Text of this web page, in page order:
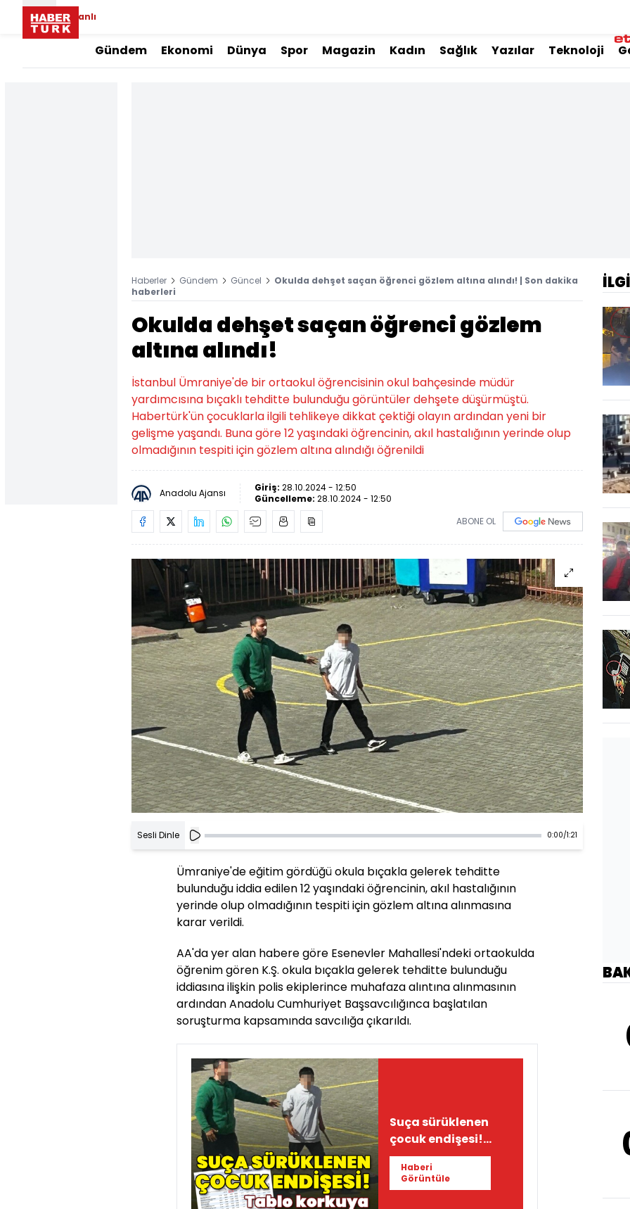
Canlı
Gündem Ekonomi Dünya Spor Magazin Kadın Sağlık Yazılar Teknoloji
Haberler Gündem Güncel
Okulda dehşet saçan öğrenci gözlem altına alındı! | Son dakika
haberleri
Okulda dehşet saçan öğrenci gözlem
altına alındı!
İstanbul Ümraniye'de bir ortaokul öğrencisinin okul bahçesinde müdür
yardımcısına bıçaklı tehditte bulunduğu görüntüler dehşete düşürmüştü.
Habertürk'ün çocuklarla ilgili tehlikeye dikkat çektiği olayın ardından yeni bir
gelişme yaşandı. Buna göre 12 yaşındaki öğrencinin, akıl hastalığının yerinde olup
olmadığının tespiti için gözlem altına alındığı öğrenildi
Anadolu Ajansı Giriş: 28.10.2024 - 12:50
Güncelleme: 28.10.2024 - 12:50
ABONE OL
Sesli Dinle 0:00/1:21
Ümraniye'de eğitim gördüğü okula bıçakla gelerek tehditte
bulunduğu iddia edilen 12 yaşındaki öğrencinin, akıl hastalığının
yerinde olup olmadığının tespiti için gözlem altına alınmasına
karar verildi.
AA'da yer alan habere göre Esenevler Mahallesi'ndeki ortaokulda
öğrenim gören K.Ş. okula bıçakla gelerek tehditte bulunduğu
iddiasına ilişkin polis ekiplerince muhafaza alıntına alınmasının
ardından Anadolu Cumhuriyet Başsavcılığınca başlatılan
soruşturma kapsamında savcılığa çıkarıldı.
Suça sürüklenen
çocuk endişesi!
Tablo korkuya yol
açtı
Haberi
Görüntüle